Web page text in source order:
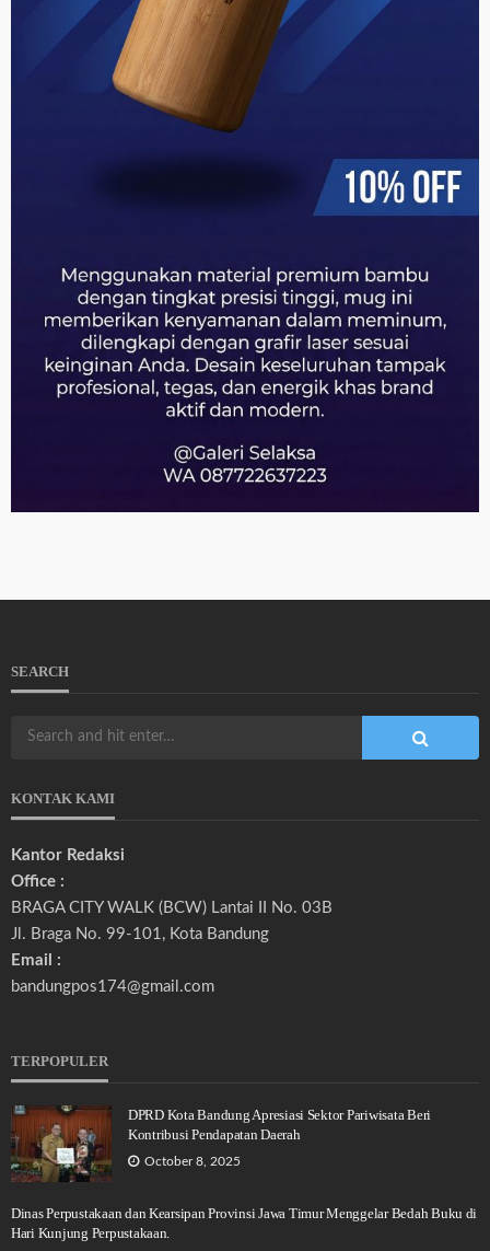
SEARCH
KONTAK KAMI
Kantor Redaksi
Office :
BRAGA CITY WALK (BCW) Lantai II No. 03B
Jl. Braga No. 99-101, Kota Bandung
Email :
bandungpos174@gmail.com
TERPOPULER
DPRD Kota Bandung Apresiasi Sektor Pariwisata Beri
Kontribusi Pendapatan Daerah
October 8, 2025
Dinas Perpustakaan dan Kearsipan Provinsi Jawa Timur Menggelar Bedah Buku di
Hari Kunjung Perpustakaan.